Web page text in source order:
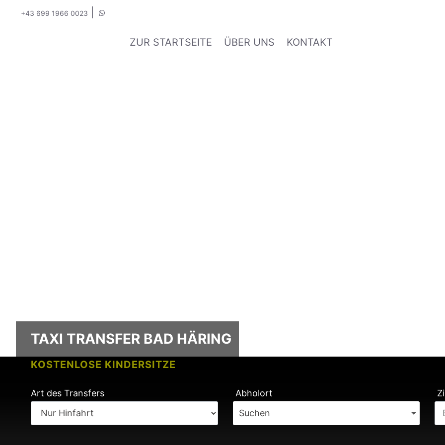
+43 699 1966 0023
ZUR STARTSEITE ÜBER UNS KONTAKT
KOSTENLOSE KINDERSITZE
KEINE GEBÜHREN BEI FLUGVERSPÄTUNG
TAXI TRANSFER BAD HÄRING
Art des Transfers
Abholort
Suchen